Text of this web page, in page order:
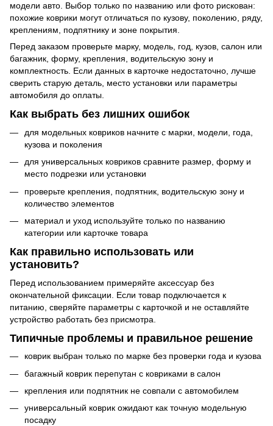
модели авто. Выбор только по названию или фото рискован:
похожие коврики могут отличаться по кузову, поколению, ряду,
креплениям, подпятнику и зоне покрытия.
Перед заказом проверьте марку, модель, год, кузов, салон или
багажник, форму, крепления, водительскую зону и
комплектность. Если данных в карточке недостаточно, лучше
сверить старую деталь, место установки или параметры
автомобиля до оплаты.
Как выбрать без лишних ошибок
для модельных ковриков начните с марки, модели, года,
кузова и поколения
для универсальных ковриков сравните размер, форму и
место подрезки или установки
проверьте крепления, подпятник, водительскую зону и
количество элементов
материал и уход используйте только по названию
категории или карточке товара
Как правильно использовать или
установить?
Перед использованием примеряйте аксессуар без
окончательной фиксации. Если товар подключается к
питанию, сверяйте параметры с карточкой и не оставляйте
устройство работать без присмотра.
Типичные проблемы и правильное решение
коврик выбран только по марке без проверки года и кузова
багажный коврик перепутан с ковриками в салон
крепления или подпятник не совпали с автомобилем
универсальный коврик ожидают как точную модельную
посадку